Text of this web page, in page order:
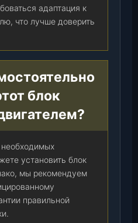
адаптация к
что лучше доверить
блок
установить блок
мы рекомендуем
правильной